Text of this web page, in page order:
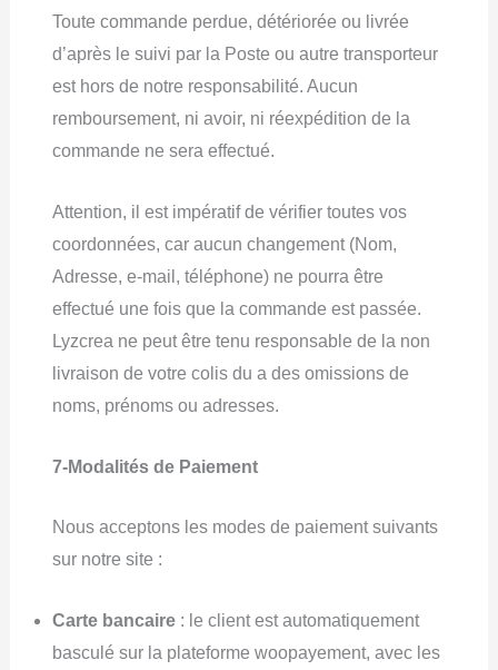
Toute commande perdue, détériorée ou livrée
d’après le suivi par la Poste ou autre transporteur
est hors de notre responsabilité. Aucun
remboursement, ni avoir, ni réexpédition de la
commande ne sera effectué.
Attention, il est impératif de vérifier toutes vos
coordonnées, car aucun changement (Nom,
Adresse, e-mail, téléphone) ne pourra être
effectué une fois que la commande est passée.
Lyzcrea ne peut être tenu responsable de la non
livraison de votre colis du a des omissions de
noms, prénoms ou adresses.
7-Modalités de Paiement
Nous acceptons les modes de paiement suivants
sur notre site :
Carte bancaire : le client est automatiquement
basculé sur la plateforme woopayement, avec les